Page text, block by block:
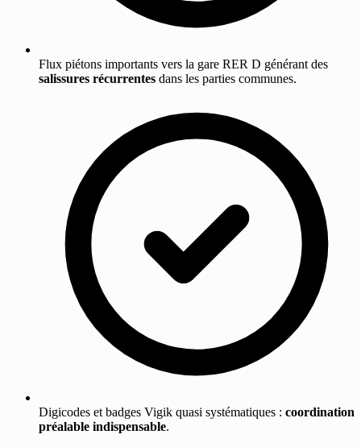
Flux piétons importants vers la gare RER D générant des
salissures récurrentes dans les parties communes.
Digicodes et badges Vigik quasi systématiques : coordination
préalable indispensable.